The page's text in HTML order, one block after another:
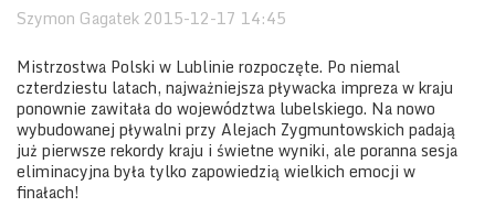
Szymon Gagatek 2015-12-17 14:45
Mistrzostwa Polski w Lublinie rozpoczęte. Po niemal
czterdziestu latach, najważniejsza pływacka impreza w kraju
ponownie zawitała do województwa lubelskiego. Na nowo
wybudowanej pływalni przy Alejach Zygmuntowskich padają
już pierwsze rekordy kraju i świetne wyniki, ale poranna sesja
eliminacyjna była tylko zapowiedzią wielkich emocji w
finałach!